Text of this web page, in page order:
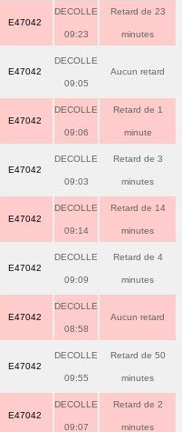
E47042
DECOLLE
09:23
Retard de 23
minutes
E47042
DECOLLE
09:05
Aucun retard
E47042
DECOLLE
09:06
Retard de 1
minute
E47042
DECOLLE
09:03
Retard de 3
minutes
E47042
DECOLLE
09:14
Retard de 14
minutes
E47042
DECOLLE
09:09
Retard de 4
minutes
E47042
DECOLLE
08:58
Aucun retard
E47042
DECOLLE
09:55
Retard de 50
minutes
E47042
DECOLLE
09:07
Retard de 2
minutes